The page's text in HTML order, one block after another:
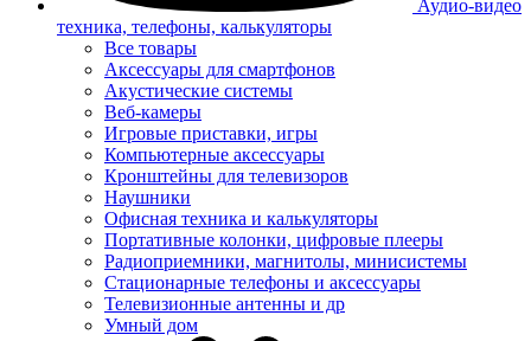
Аудио-видео
техника, телефоны, калькуляторы
Все товары
Аксессуары для смартфонов
Акустические системы
Веб-камеры
Игровые приставки, игры
Компьютерные аксессуары
Кронштейны для телевизоров
Наушники
Офисная техника и калькуляторы
Портативные колонки, цифровые плееры
Радиоприемники, магнитолы, минисистемы
Стационарные телефоны и аксессуары
Телевизионные антенны и др
Умный дом